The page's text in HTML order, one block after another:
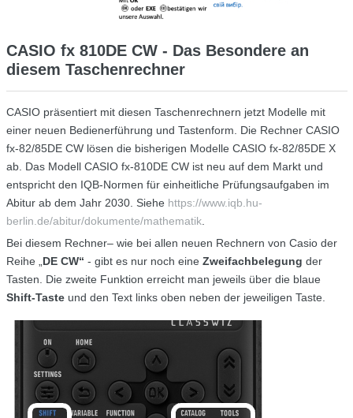
CASIO fx 810DE CW - Das Besondere an
diesem Taschenrechner
CASIO präsentiert mit diesen Taschenrechnern jetzt Modelle mit
einer neuen Bedienerführung und Tastenform. Die Rechner CASIO
fx-82/85DE CW lösen die bisherigen Modelle CASIO fx-82/85DE X
ab. Das Modell CASIO fx-810DE CW ist neu auf dem Markt und
entspricht den IQB-Normen für einheitliche Prüfungsaufgaben im
Abitur ab dem Jahr 2030. Siehe https://www.iqb.hu-
berlin.de/abitur/dokumente/mathematik.
Bei diesem Rechner– wie bei allen neuen Rechnern von Casio der
Reihe „ DE CW“ - gibt es nur noch eine Zweifachbelegung der
Tasten. Die zweite Funktion er­reicht man jeweils über die blaue
Shift-Tasteund den Text links oben neben der jeweiligen Taste.